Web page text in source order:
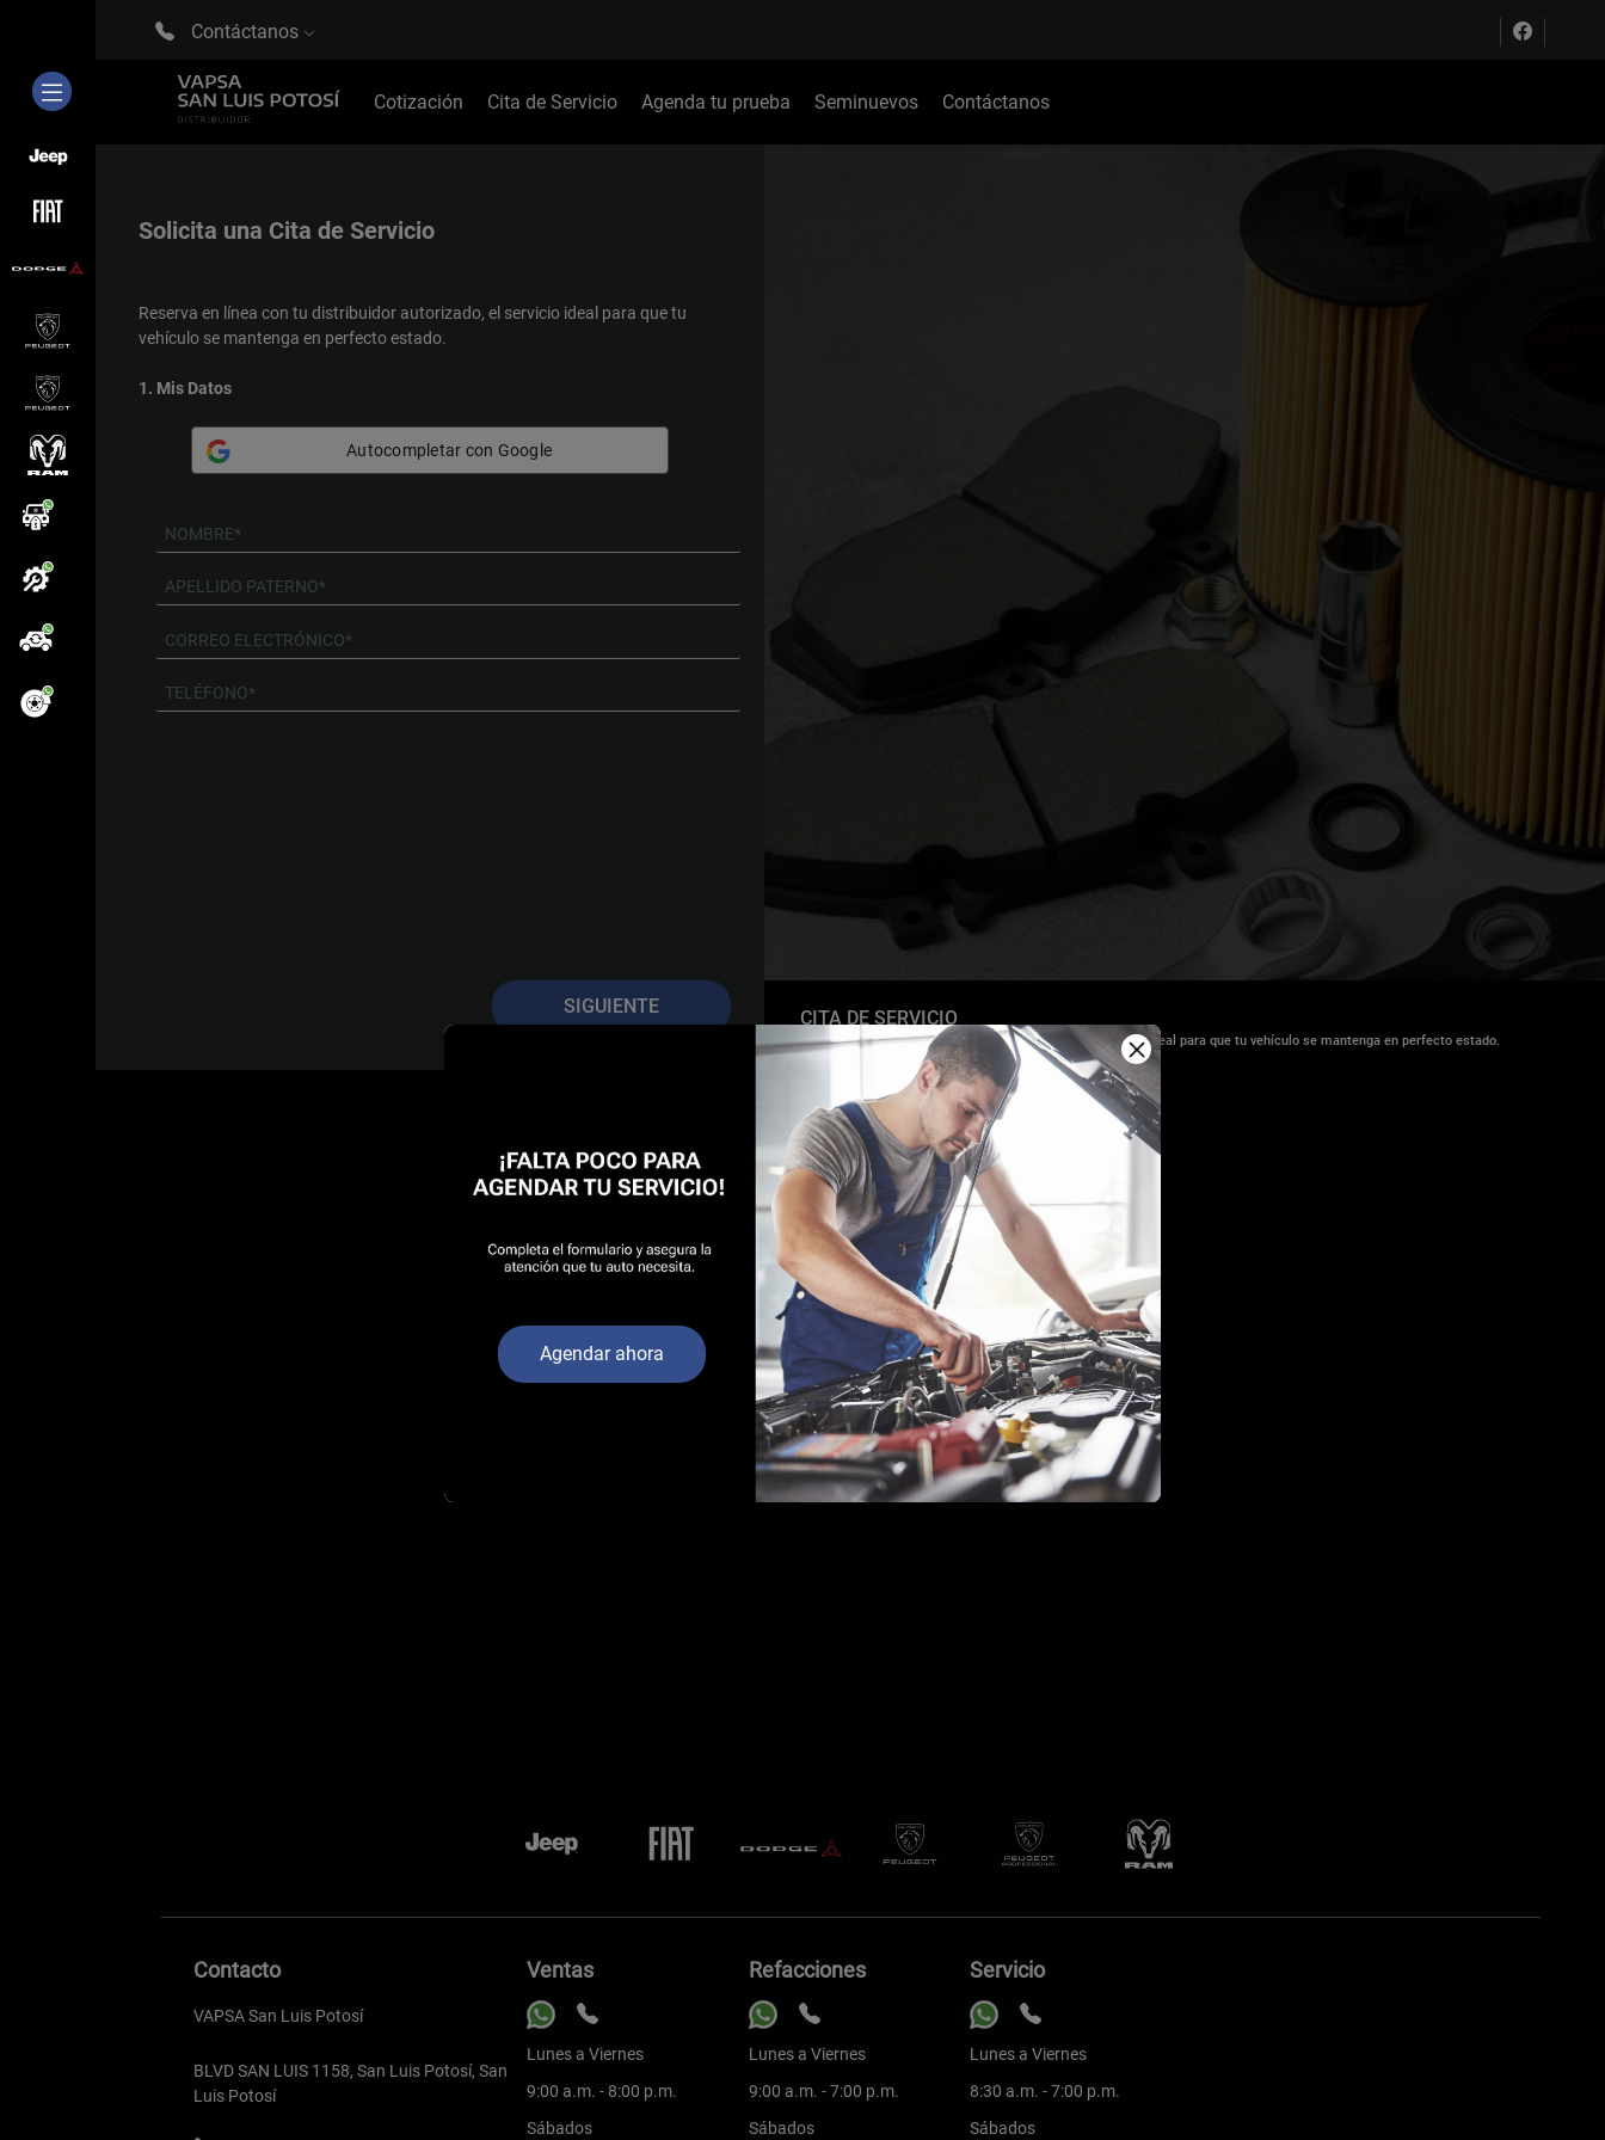
Contáctanos
Cotización Cita de Servicio Agenda tu prueba Seminuevos Contáctanos
Solicita una Cita de Servicio
Reserva en línea con tu distribuidor autorizado, el servicio ideal para que tu
vehículo se mantenga en perfecto estado.
1. Mis Datos
Autocompletar con Google
SIGUIENTE
CITA DE SERVICIO
Reserva en línea con tu distribuidor autorizado, el servicio ideal para que tu vehículo se mantenga en perfecto estado.
Contacto
VAPSA San Luis Potosí
BLVD SAN LUIS 1158, San Luis Potosí, San
Luis Potosí
Ventas
Lunes a Viernes
9:00 a.m. - 8:00 p.m.
Sábados
Refacciones
Lunes a Viernes
9:00 a.m. - 7:00 p.m.
Sábados
Servicio
Lunes a Viernes
8:30 a.m. - 7:00 p.m.
Sábados
Agendar ahora